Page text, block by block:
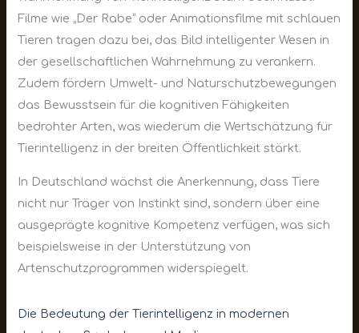
Filme wie „Der Rabe“ oder Animationsfilme mit schlauen
Tieren tragen dazu bei, das Bild intelligenter Wesen in
der gesellschaftlichen Wahrnehmung zu verankern.
Zudem fördern Umwelt- und Naturschutzbewegungen
das Bewusstsein für die kognitiven Fähigkeiten
bedrohter Arten, was wiederum die Wertschätzung für
Tierintelligenz in der breiten Öffentlichkeit stärkt.
In Deutschland wächst die Anerkennung, dass Tiere
nicht nur Träger von Instinkt sind, sondern über eine
ausgeprägte kognitive Kompetenz verfügen, was sich
beispielsweise in der Unterstützung von
Artenschutzprogrammen widerspiegelt.
Die Bedeutung der Tierintelligenz in modernen